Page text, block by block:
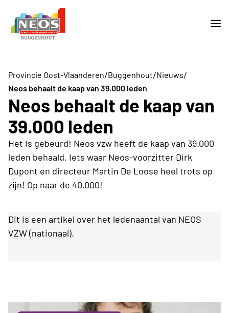
Provincie Oost-Vlaanderen/Buggenhout/Nieuws/
Neos behaalt de kaap van 39.000 leden
Neos behaalt de kaap van
39.000 leden
Het is gebeurd! Neos vzw heeft de kaap van 39.000
leden behaald. Iets waar Neos-voorzitter Dirk
Dupont en directeur Martin De Loose heel trots op
zijn! Op naar de 40.000!
Dit is een artikel over het ledenaantal van NEOS
VZW (nationaal).